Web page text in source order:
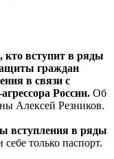
кто вступит в ряды
граждан
в связи с
России. Об
Алексей Резников.
вступления в ряды
только паспорт.